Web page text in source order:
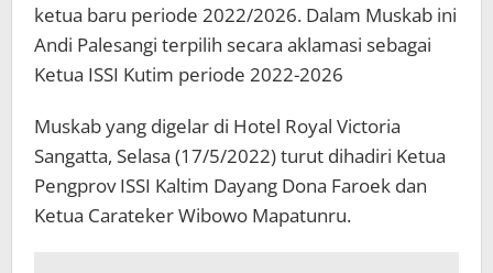
ketua baru periode 2022/2026. Dalam Muskab ini
Andi Palesangi terpilih secara aklamasi sebagai
Ketua ISSI Kutim periode 2022-2026
Muskab yang digelar di Hotel Royal Victoria
Sangatta, Selasa (17/5/2022) turut dihadiri Ketua
Pengprov ISSI Kaltim Dayang Dona Faroek dan
Ketua Carateker Wibowo Mapatunru.